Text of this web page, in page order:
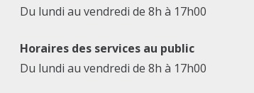
Du lundi au vendredi de 8h à 17h00
Horaires des services au public
Du lundi au vendredi de 8h à 17h00